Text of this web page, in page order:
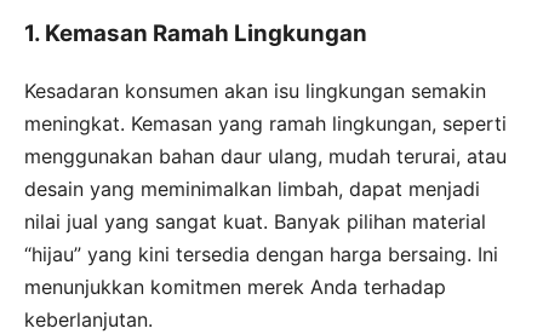
1. Kemasan Ramah Lingkungan
Kesadaran konsumen akan isu lingkungan semakin
meningkat. Kemasan yang ramah lingkungan, seperti
menggunakan bahan daur ulang, mudah terurai, atau
desain yang meminimalkan limbah, dapat menjadi
nilai jual yang sangat kuat. Banyak pilihan material
“hijau” yang kini tersedia dengan harga bersaing. Ini
menunjukkan komitmen merek Anda terhadap
keberlanjutan.